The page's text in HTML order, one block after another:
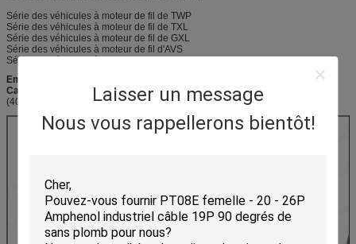
Laisser un message
Nous vous rappellerons bientôt!
Série des véhicules à moteur de fil de TWP
Série des véhicules à moteur de fil de TXL
Série des véhicules à moteur de fil de GXL
Série des véhicules à moteur de fil d'AVS
Série des véhicules à moteur de fil d'AVSS
Emballage et expédition
Cartons d'exportation
(406mm*306mm*250mm)